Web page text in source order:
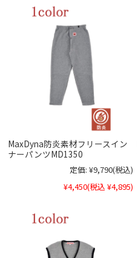
MaxDyna防炎素材フリースイン
ナーパンツMD1350
定価: ¥9,790(税込)
¥4,450(税込 ¥4,895)